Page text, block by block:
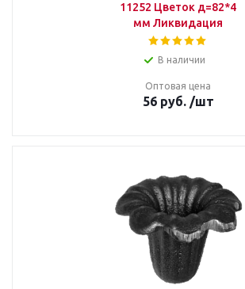
11252 Цветок д=82*4
мм Ликвидация
В наличии
Оптовая цена
56руб. /шт